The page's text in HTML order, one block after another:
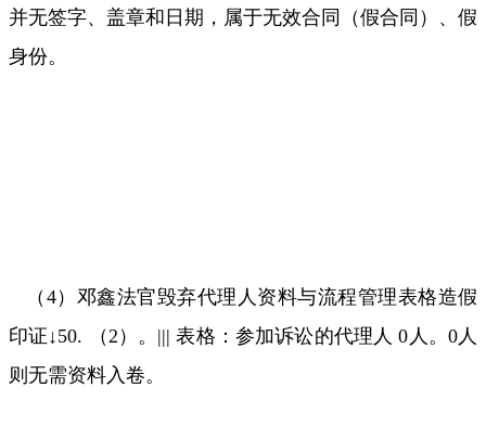
并无签字、盖章和日期，属于无效合同（假合同）、假
身份。
（ 4）邓鑫法官毁弃代理人资料与流程管理表格造假
印证↓50. （ 2 ）。 |||表格：参加诉讼的代理人 0 人。 0人
则无需资料入卷。